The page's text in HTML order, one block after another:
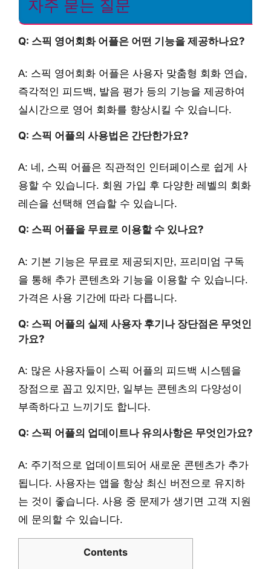
자주 묻는 질문
Q: 스픽 영어회화 어플은 어떤 기능을 제공하나요?
A: 스픽 영어회화 어플은 사용자 맞춤형 회화 연습,
즉각적인 피드백, 발음 평가 등의 기능을 제공하여
실시간으로 영어 회화를 향상시킬 수 있습니다.
Q: 스픽 어플의 사용법은 간단한가요?
A: 네, 스픽 어플은 직관적인 인터페이스로 쉽게 사
용할 수 있습니다. 회원 가입 후 다양한 레벨의 회화
레슨을 선택해 연습할 수 있습니다.
Q: 스픽 어플을 무료로 이용할 수 있나요?
A: 기본 기능은 무료로 제공되지만, 프리미엄 구독
을 통해 추가 콘텐츠와 기능을 이용할 수 있습니다.
가격은 사용 기간에 따라 다릅니다.
Q: 스픽 어플의 실제 사용자 후기나 장단점은 무엇인
가요?
A: 많은 사용자들이 스픽 어플의 피드백 시스템을
장점으로 꼽고 있지만, 일부는 콘텐츠의 다양성이
부족하다고 느끼기도 합니다.
Q: 스픽 어플의 업데이트나 유의사항은 무엇인가요?
A: 주기적으로 업데이트되어 새로운 콘텐츠가 추가
됩니다. 사용자는 앱을 항상 최신 버전으로 유지하
는 것이 좋습니다. 사용 중 문제가 생기면 고객 지원
에 문의할 수 있습니다.
Contents